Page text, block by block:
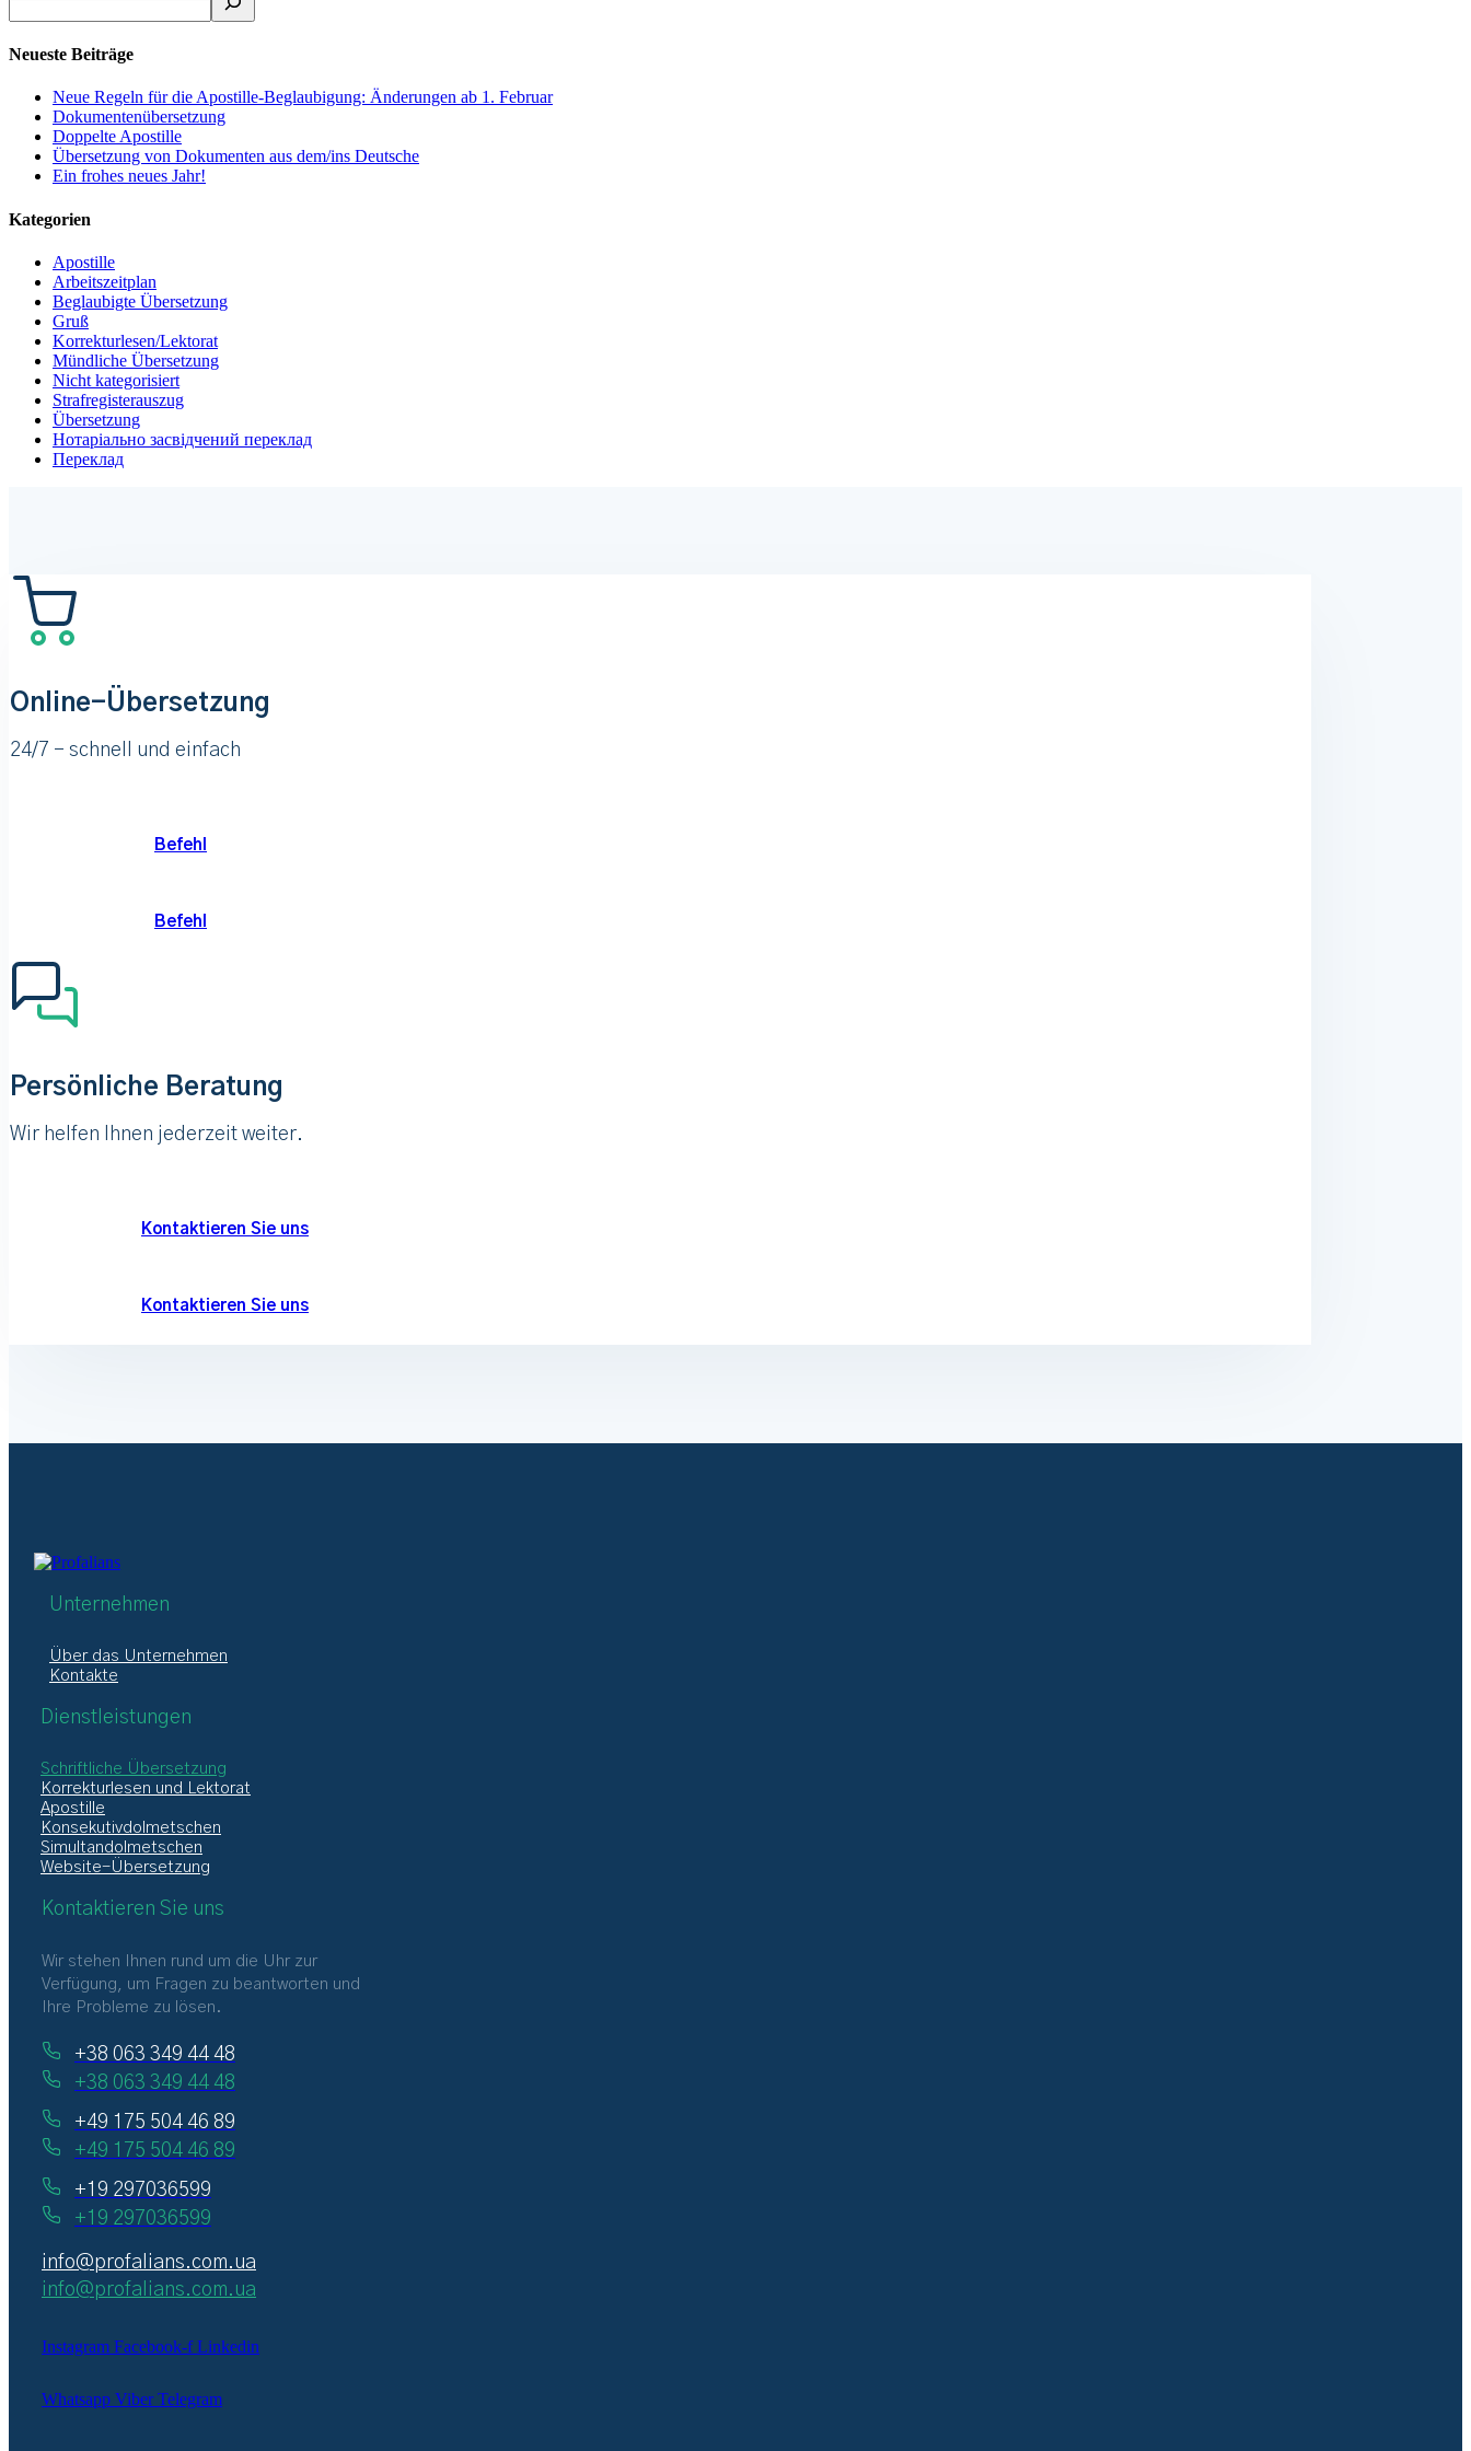
Neueste Beiträge
Neue Regeln für die Apostille-Beglaubigung: Änderungen ab 1. Februar
Dokumentenübersetzung
Doppelte Apostille
Übersetzung von Dokumenten aus dem/ins Deutsche
Ein frohes neues Jahr!
Kategorien
Apostille
Arbeitszeitplan
Beglaubigte Übersetzung
Gruß
Korrekturlesen/Lektorat
Mündliche Übersetzung
Nicht kategorisiert
Strafregisterauszug
Übersetzung
Нотаріально засвідчений переклад
Переклад
Online-Übersetzung
24/7 – schnell und einfach
Befehl
Befehl
Persönliche Beratung
Wir helfen Ihnen jederzeit weiter.
Kontaktieren Sie uns
Kontaktieren Sie uns
Unternehmen
Über das Unternehmen
Kontakte
Dienstleistungen
Schriftliche Übersetzung
Korrekturlesen und Lektorat
Apostille
Konsekutivdolmetschen
Simultandolmetschen
Website-Übersetzung
Kontaktieren Sie uns
Wir stehen Ihnen rund um die Uhr zur
Verfügung, um Fragen zu beantworten und
Ihre Probleme zu lösen.
+38 063 349 44 48
+38 063 349 44 48
+49 175 504 46 89
+49 175 504 46 89
+19 297036599
+19 297036599
info@profalians.com.ua
info@profalians.com.ua
Instagram Facebook-f Linkedin
Whatsapp Viber Telegram